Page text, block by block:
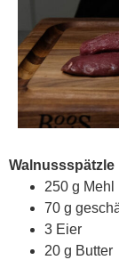
Walnussspätzle
250 g Mehl
70 g
3 Eier
20 g Butter